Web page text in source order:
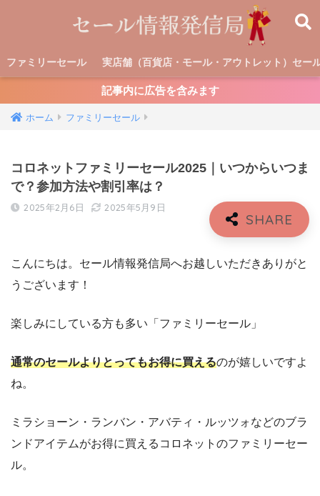
ファミリーセール 実店舗（百貨店・モール・アウトレット）セー
記事内に広告を含みます
ホーム ファミリーセール
コロネットファミリーセール2025｜いつからいつま
で？参加方法や割引率は？
2025年2月6日 2025年5月9日
こんにちは。セール情報発信局へお越しいただきありがと
うございます！
楽しみにしている方も多い「ファミリーセール」
通常のセールよりとってもお得に買えるのが嬉しいですよ
ね。
ミラショーン・ランバン・アバティ・ルッツォなどのブラ
ンドアイテムがお得に買えるコロネットのファミリーセー
ル。